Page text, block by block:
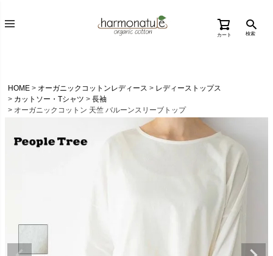
カート 検索
HOME オーガニックコットンレディース
レディーストップス
カットソー・Tシャツ
長袖
オーガニックコットン 天竺 バルーンスリーブトップ